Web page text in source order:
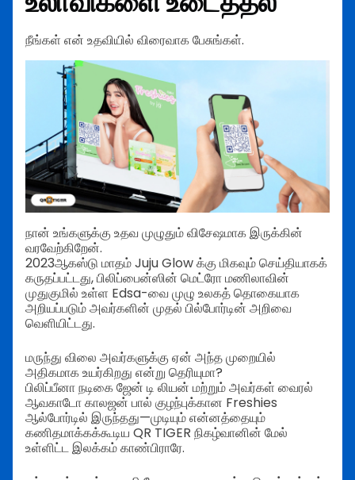
நீங்கள் என் உதவியில் விரைவாக பேசுங்கள்.
நான் உங்களுக்கு உதவ முழுதும் விசேஷமாக இருக்கின்
வரவேற்கிறேன்.
2023ஆகஸ்டு மாதம் Juju Glow க்கு மிகவும் செய்தியாகக்
கருதப்பட்டது, பிலிப்பைன்ஸின் மெட்ரோ மணிலாவின்
முதுகுமில் உள்ள Edsa-வை முழு உலகத் தொகையாக
அறியப்படும் அவர்களின் முதல் பில்போர்டின் அறிவை
வெளியிட்டது.
மருந்து விலை அவர்களுக்கு ஏன் அந்த முறையில்
அதிகமாக உயர்கிறது என்று தெரியுமா?
பிலிப்பீனா நடிகை ஜேன் டி லியன் மற்றும் அவர்கள் வைரல்
ஆவகாடோ காலஜன் பால் குழந்புக்கான Freshies
ஆல்போர்டில் இருந்தது—முடியும் என்னத்தையும்
கணிதமாக்கக்கூடிய QR TIGER நிகழ்வானின் மேல்
உள்ளிட்ட இலக்கம் காண்பிராரே.